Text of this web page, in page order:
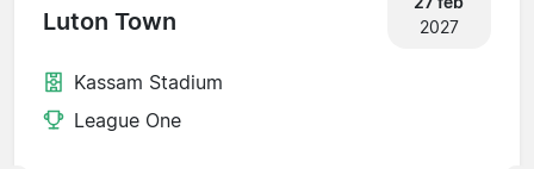
Luton Town
2027
Kassam Stadium
League One